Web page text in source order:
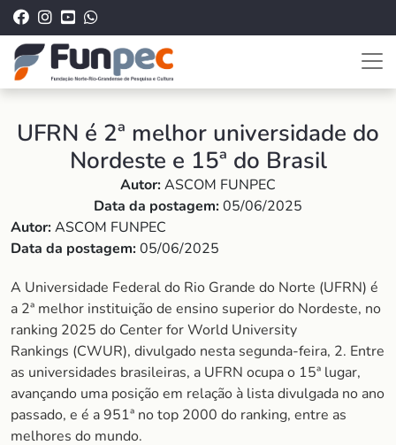
UFRN é 2ª melhor universidade do
Nordeste e 15ª do Brasil
Autor:ASCOM FUNPEC
Data da postagem:05/06/2025
Autor:ASCOM FUNPEC
Data da postagem:05/06/2025
A Universidade Federal do Rio Grande do Norte (UFRN) é
a 2ª melhor instituição de ensino superior do Nordeste, no
ranking 2025 do Center for World University
Rankings (CWUR), divulgado nesta segunda-feira, 2. Entre
as universidades brasileiras, a UFRN ocupa o 15ª lugar,
avançando uma posição em relação à lista divulgada no ano
passado, e é a 951ª no top 2000 do ranking, entre as
melhores do mundo.